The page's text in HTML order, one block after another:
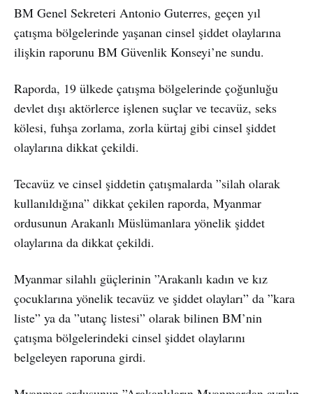
BM Genel Sekreteri Antonio Guterres, geçen yıl
çatışma bölgelerinde yaşanan cinsel şiddet olaylarına
ilişkin raporunu BM Güvenlik Konseyi’ne sundu.
Raporda, 19 ülkede çatışma bölgelerinde çoğunluğu
devlet dışı aktörlerce işlenen suçlar ve tecavüz, seks
kölesi, fuhşa zorlama, zorla kürtaj gibi cinsel şiddet
olaylarına dikkat çekildi.
Tecavüz ve cinsel şiddetin çatışmalarda ”silah olarak
kullanıldığına” dikkat çekilen raporda, Myanmar
ordusunun Arakanlı Müslümanlara yönelik şiddet
olaylarına da dikkat çekildi.
Myanmar silahlı güçlerinin ”Arakanlı kadın ve kız
çocuklarına yönelik tecavüz ve şiddet olayları” da ”kara
liste” ya da ”utanç listesi” olarak bilinen BM’nin
çatışma bölgelerindeki cinsel şiddet olaylarını
belgeleyen raporuna girdi.